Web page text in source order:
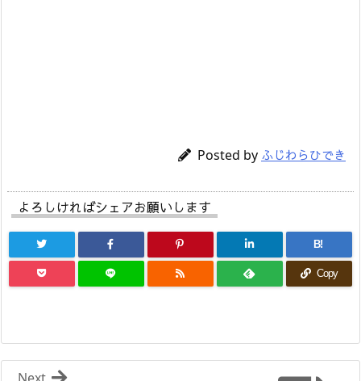
Posted by ふじわらひでき
よろしければシェアお願いします
B!
Copy